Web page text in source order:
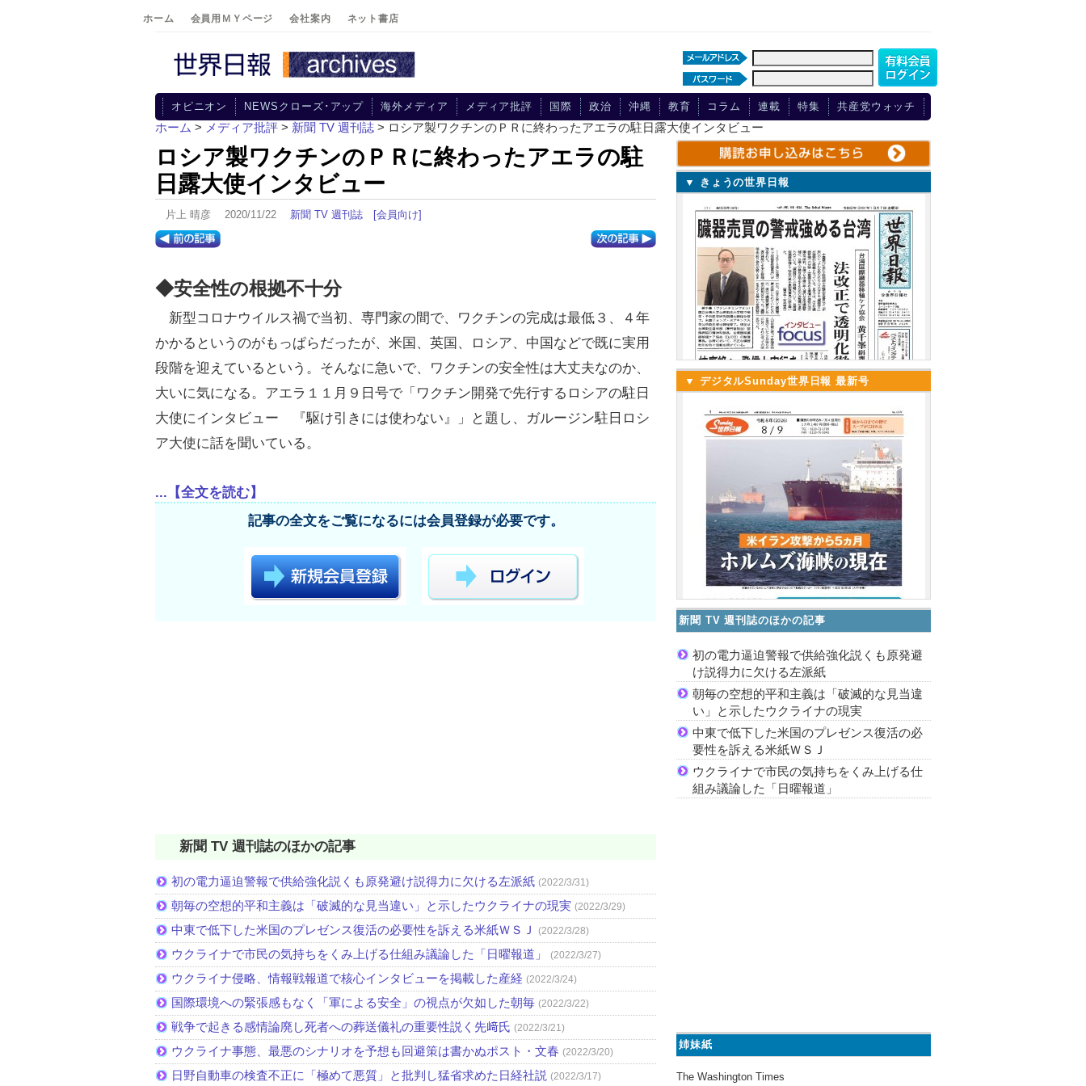
ホーム 会員用ＭＹページ 会社案内 ネット書店
オピニオン NEWSクローズ･アップ 海外メディア メディア批評 国際 政治 沖縄 教育 コラム 連載 特集 共産党ウォッチ
ホーム > メディア批評 > 新聞 TV 週刊誌 > ロシア製ワクチンのＰＲに終わったアエラの駐日露大使インタビュー
ロシア製ワクチンのＰＲに終わったアエラの駐
日露大使インタビュー
片上 晴彦 2020/11/22 新聞 TV 週刊誌 [会員向け]
◆安全性の根拠不十分
新型コロナウイルス禍で当初、専門家の間で、ワクチンの完成は最低３、４年
かかるというのがもっぱらだったが、米国、英国、ロシア、中国などで既に実用
段階を迎えているという。そんなに急いで、ワクチンの安全性は大丈夫なのか、
大いに気になる。アエラ１１月９日号で「ワクチン開発で先行するロシアの駐日
大使にインタビュー 『駆け引きには使わない』」と題し、ガルージン駐日ロシ
ア大使に話を聞いている。
...【全文を読む】
記事の全文をご覧になるには会員登録が必要です。
新聞 TV 週刊誌のほかの記事
初の電力逼迫警報で供給強化説くも原発避け説得力に欠ける左派紙 (2022/3/31)
朝毎の空想的平和主義は「破滅的な見当違い」と示したウクライナの現実 (2022/3/29)
中東で低下した米国のプレゼンス復活の必要性を訴える米紙ＷＳＪ (2022/3/28)
ウクライナで市民の気持ちをくみ上げる仕組み議論した「日曜報道」 (2022/3/27)
ウクライナ侵略、情報戦報道で核心インタビューを掲載した産経 (2022/3/24)
国際環境への緊張感もなく「軍による安全」の視点が欠如した朝毎 (2022/3/22)
戦争で起きる感情論廃し死者への葬送儀礼の重要性説く先﨑氏 (2022/3/21)
ウクライナ事態、最悪のシナリオを予想も回避策は書かぬポスト・文春 (2022/3/20)
日野自動車の検査不正に「極めて悪質」と批判し猛省求めた日経社説 (2022/3/17)
▼ きょうの世界日報
▼ デジタルSunday世界日報 最新号
新聞 TV 週刊誌のほかの記事
初の電力逼迫警報で供給強化説くも原発避
け説得力に欠ける左派紙
朝毎の空想的平和主義は「破滅的な見当違
い」と示したウクライナの現実
中東で低下した米国のプレゼンス復活の必
要性を訴える米紙ＷＳＪ
ウクライナで市民の気持ちをくみ上げる仕
組み議論した「日曜報道」
姉妹紙
The Washington Times